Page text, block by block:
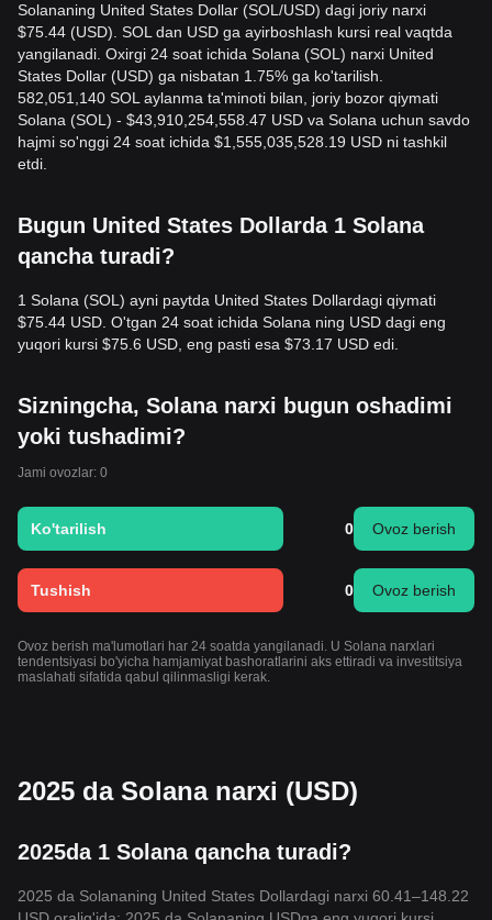
Solananing United States Dollar (SOL/USD) dagi joriy narxi
$75.44 (USD). SOL dan USD ga ayirboshlash kursi real vaqtda
yangilanadi. Oxirgi 24 soat ichida Solana (SOL) narxi United
States Dollar (USD) ga nisbatan 1.75% ga ko'tarilish.
582,051,140 SOL aylanma ta'minoti bilan, joriy bozor qiymati
Solana (SOL) - $43,910,254,558.47 USD va Solana uchun savdo
hajmi so'nggi 24 soat ichida $1,555,035,528.19 USD ni tashkil
etdi.
Bugun United States Dollarda 1 Solana
qancha turadi?
1 Solana (SOL) ayni paytda United States Dollardagi qiymati
$75.44 USD. O'tgan 24 soat ichida Solana ning USD dagi eng
yuqori kursi $75.6 USD, eng pasti esa $73.17 USD edi.
Sizningcha, Solana narxi bugun oshadimi
yoki tushadimi?
Jami ovozlar: 0
Ko'tarilish 0 Ovoz berish
Tushish 0 Ovoz berish
Ovoz berish ma'lumotlari har 24 soatda yangilanadi. U Solana narxlari
tendentsiyasi bo'yicha hamjamiyat bashoratlarini aks ettiradi va investitsiya
maslahati sifatida qabul qilinmasligi kerak.
2025 da Solana narxi (USD)
2025da 1 Solana qancha turadi?
2025 da Solananing United States Dollardagi narxi 60.41–148.22